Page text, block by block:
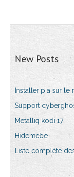
New Posts
Installer pia sur le
Support
Metalliq kodi 17
Hidemebe
Liste complète